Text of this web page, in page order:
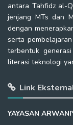
antara Tahfidz al-
jenjang MTs dan
dengan
serta
terbentuk
literasi teknologi
Link
YAYASAN